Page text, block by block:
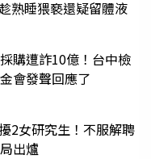
熟睡猥褻還疑留體液
購遭詐10億！台中檢
會發聲回應了
2女研究生！不服解聘
出爐